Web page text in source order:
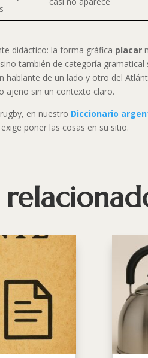
didáctico: la forma gráfica placar
también de categoría gramatical
hablante de un lado y otro del
ajeno sin un contexto claro.
en nuestro Diccionario
poner las cosas en su sitio.